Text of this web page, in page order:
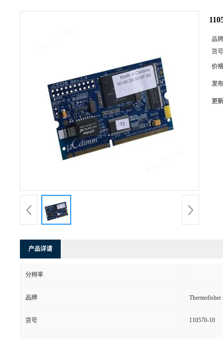
品
货
价
发
更
产品详请
分辨率
品牌
货号 110570-10